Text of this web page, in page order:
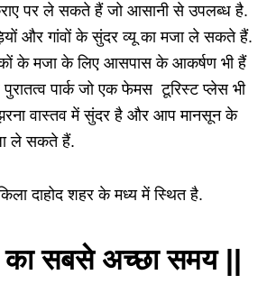
पर ले सकते हैं जो आसानी से उपलब्ध है.
और गांवों के सुंदर व्यू का मजा ले सकते हैं.
के मजा के लिए आसपास के आकर्षण भी हैं
पार्क जो एक फेमस टूरिस्ट प्लेस भी
वास्तव में सुंदर है और आप मानसून के
ले सकते हैं.
दाहोद शहर के मध्य में स्थित है.
का सबसे अच्छा समय ||